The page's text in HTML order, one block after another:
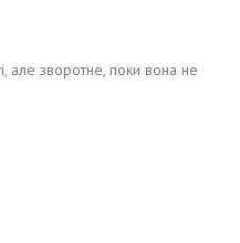
але зворотне, поки вона не